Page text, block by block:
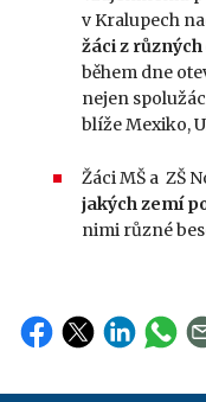
v Kralupech
žáci z
během dne
nejen
blíže Mexiko,
Žáci MŠ a ZŠ
jakých zemí
nimi různé